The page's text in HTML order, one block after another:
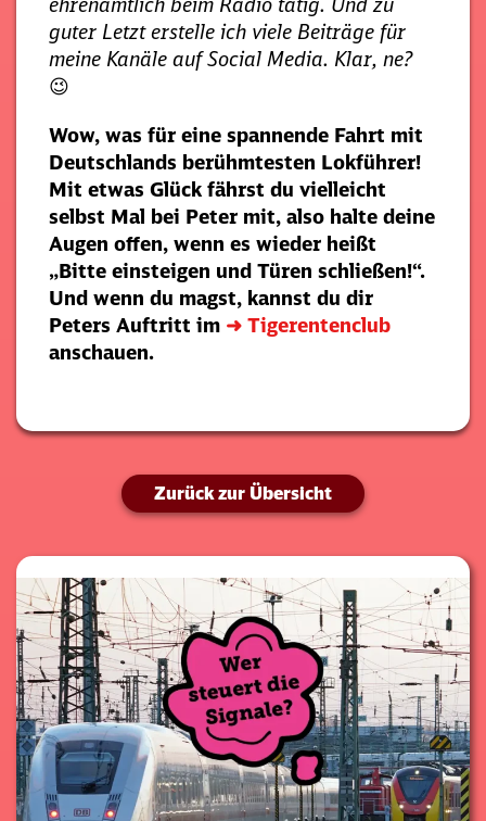
ehrenamtlich beim Radio tätig. Und zu
guter Letzt erstelle ich viele Beiträge für
meine Kanäle auf Social Media. Klar, ne?
😉
Wow, was für eine spannende Fahrt mit
Deutschlands berühmtesten Lokführer!
Mit etwas Glück fährst du vielleicht
selbst Mal bei Peter mit, also halte deine
Augen offen, wenn es wieder heißt
„Bitte einsteigen und Türen schließen!“.
Und wenn du magst, kannst du dir
Peters Auftritt im ➜ Tigerentenclub
anschauen.
Zurück zur Übersicht